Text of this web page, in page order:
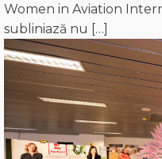
Women in Aviation
subliniază nu […]